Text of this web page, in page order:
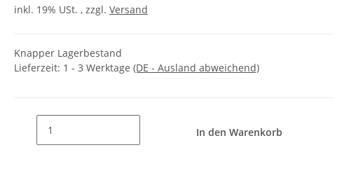
inkl. 19% USt. , zzgl. Versand
Knapper Lagerbestand
Lieferzeit: 1 - 3 Werktage (DE - Ausland abweichend)
In den Warenkorb